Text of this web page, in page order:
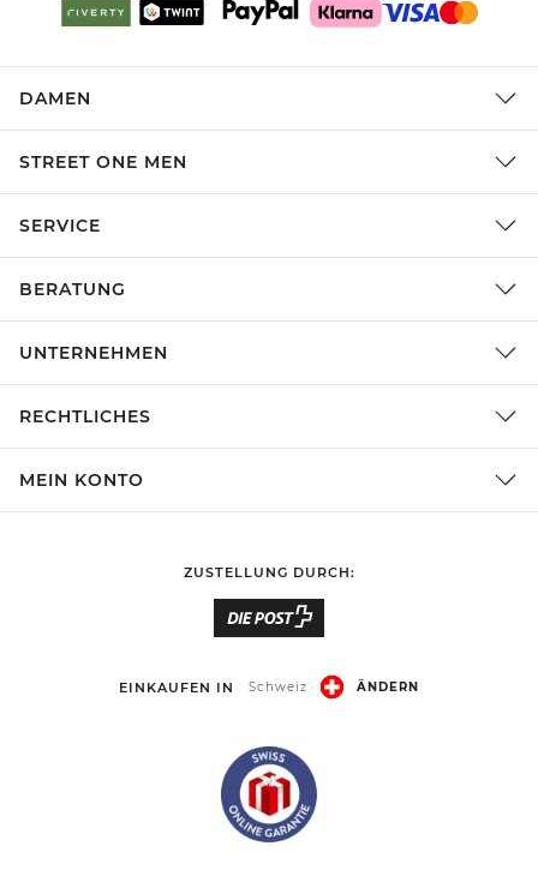
DAMEN
STREET ONE MEN
SERVICE
BERATUNG
UNTERNEHMEN
RECHTLICHES
MEIN KONTO
ZUSTELLUNG DURCH:
EINKAUFEN IN Schweiz ÄNDERN